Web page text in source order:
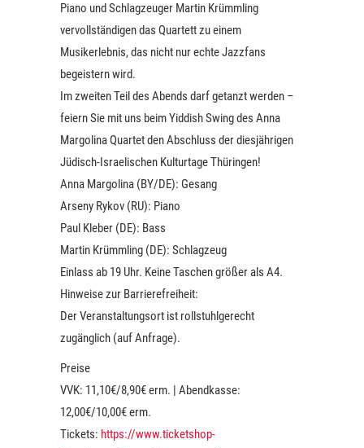
Piano und Schlagzeuger Martin Krümmling
vervollständigen das Quartett zu einem
Musikerlebnis, das nicht nur echte Jazzfans
begeistern wird.
Im zweiten Teil des Abends darf getanzt werden –
feiern Sie mit uns beim Yiddish Swing des Anna
Margolina Quartet den Abschluss der diesjährigen
Jüdisch-Israelischen Kulturtage Thüringen!
Anna Margolina (BY/DE): Gesang
Arseny Rykov (RU): Piano
Paul Kleber (DE): Bass
Martin Krümmling (DE): Schlagzeug
Einlass ab 19 Uhr. Keine Taschen größer als A4.
Hinweise zur Barrierefreiheit:
Der Veranstaltungsort ist rollstuhlgerecht
zugänglich (auf Anfrage).
Preise
VVK: 11,10€/8,90€ erm. | Abendkasse:
12,00€/10,00€ erm.
Tickets: https://www.ticketshop-